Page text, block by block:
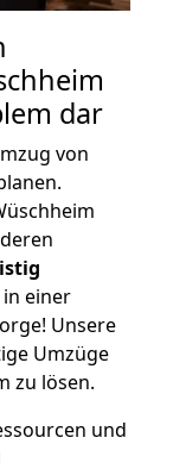
dar
von
in einer
Unsere
Umzüge
zu lösen.
und